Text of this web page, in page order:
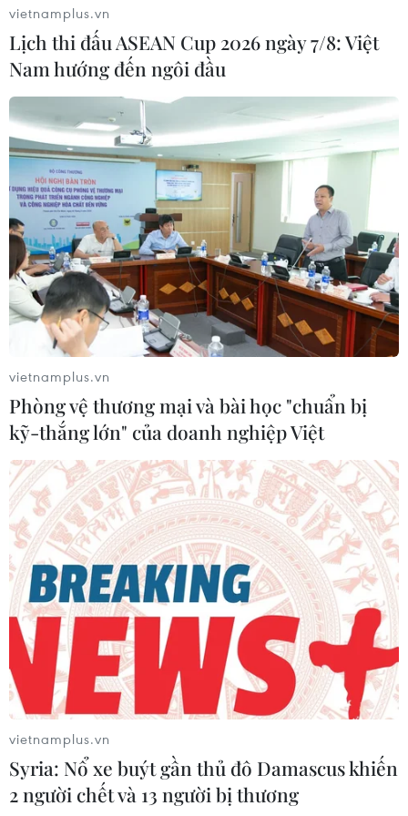
Mưa giảm dần ở các tỉnh Bắc Bộ, thời tiết
tiếp tục mát mẻ
20/09/2020 13:11
Theo dự báo, khu vực Bắc Trung Bộ và các tỉnh đồng
bằng, ven biển Bắc Bộ mưa giảm dần trong khi Hà Nội
đêm có lúc có mưa rào và dông.
vietnamplus.vn
Lịch thi đấu ASEAN Cup 2026 ngày 7/8: Việt
Nam hướng đến ngôi đầu
vietnamplus.vn
Phòng vệ thương mại và bài học "chuẩn bị
kỹ-thắng lớn" của doanh nghiệp Việt
vietnamplus.vn
Syria: Nổ xe buýt gần thủ đô Damascus khiến
2 người chết và 13 người bị thương